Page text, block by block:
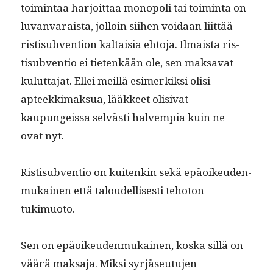
toim­intaa har­joit­taa monop­o­li tai toim­inta on
luvan­varaista, jol­loin siihen voidaan liit­tää
ris­tisub­ven­tion kaltaisia ehto­ja. Ilmaista ris­
tisub­ven­tio ei tietenkään ole, sen mak­sa­vat
kulut­ta­jat. Ellei meil­lä esimerkik­si olisi
apteekki­mak­sua, lääk­keet oli­si­vat
kaupungeis­sa selvästi halvem­pia kuin ne
ovat nyt.
Ris­tisub­ven­tio on kuitenkin sekä epäoikeu­den­
mukainen että taloudel­lis­es­ti teho­ton
tukimuoto.
Sen on epäoikeu­den­mukainen, kos­ka sil­lä on
väärä mak­sa­ja. Mik­si syr­jäseu­tu­jen